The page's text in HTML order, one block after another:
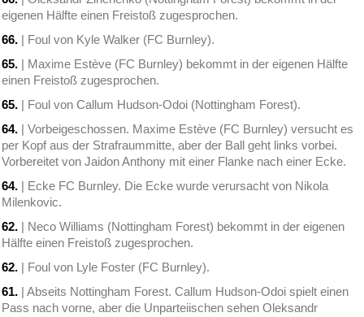
eigenen Hälfte einen Freistoß zugesprochen.
66. | Foul von Kyle Walker (FC Burnley).
65. | Maxime Estève (FC Burnley) bekommt in der eigenen Hälfte
einen Freistoß zugesprochen.
65. | Foul von Callum Hudson-Odoi (Nottingham Forest).
64. | Vorbeigeschossen. Maxime Estève (FC Burnley) versucht es
per Kopf aus der Strafraummitte, aber der Ball geht links vorbei.
Vorbereitet von Jaidon Anthony mit einer Flanke nach einer Ecke.
64. | Ecke FC Burnley. Die Ecke wurde verursacht von Nikola
Milenkovic.
62. | Neco Williams (Nottingham Forest) bekommt in der eigenen
Hälfte einen Freistoß zugesprochen.
62. | Foul von Lyle Foster (FC Burnley).
61. | Abseits Nottingham Forest. Callum Hudson-Odoi spielt einen
Pass nach vorne, aber die Unparteiischen sehen Oleksandr